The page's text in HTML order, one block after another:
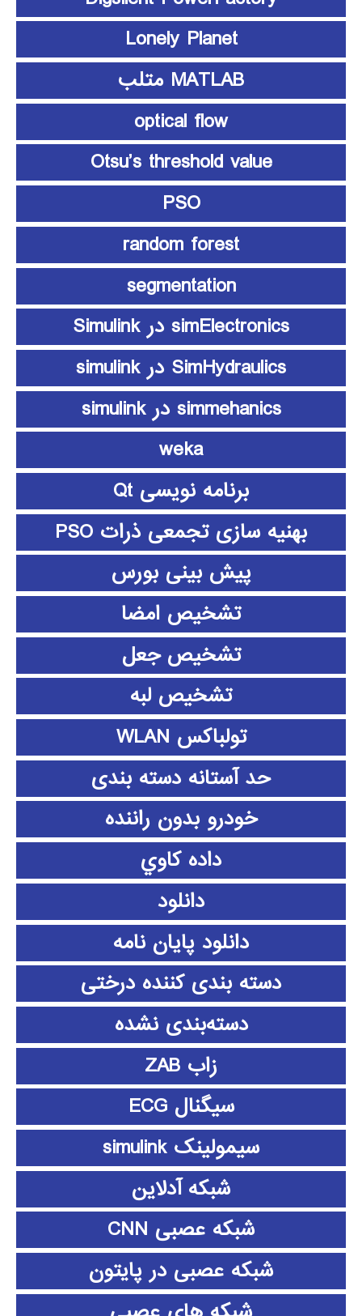
Lonely Planet
MATLAB متلب
optical flow
Otsu’s threshold value
PSO
random forest
segmentation
simElectronics در Simulink
SimHydraulics در simulink
simmehanics در simulink
weka
برنامه نویسی Qt
بهنیه سازی تجمعی ذرات PSO
پیش بینی بورس
تشخیص امضا
تشخیص جعل
تشخیص لبه
تولباکس WLAN
حد آستانه دسته بندی
خودرو بدون راننده
داده كاوي
دانلود
دانلود پايان نامه
دسته بندی کننده درختی
دسته‌بندی نشده
زاب ZAB
سیگنال ECG
سیمولینک simulink
شبکه آدلاین
شبکه عصبی CNN
شبکه عصبی در پایتون